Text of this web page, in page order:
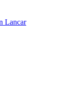
Lancar